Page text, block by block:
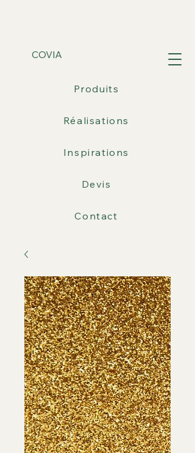
COVIA
Produits
Réalisations
Inspirations
Devis
Contact